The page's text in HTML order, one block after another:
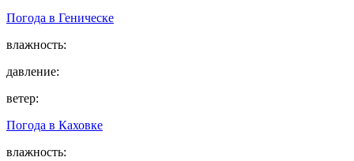
Погода в Геническе
влажность:
давление:
ветер:
Погода в Каховке
влажность: